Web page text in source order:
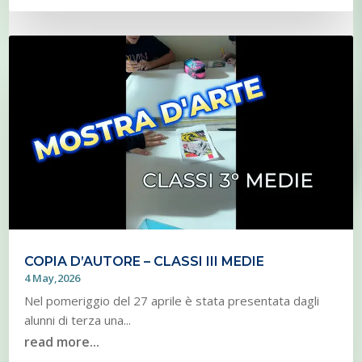
COPIA D’AUTORE – CLASSI III MEDIE
4 May,2026
Nel pomeriggio del 27 aprile è stata presentata dagli
alunni di terza una...
read more...